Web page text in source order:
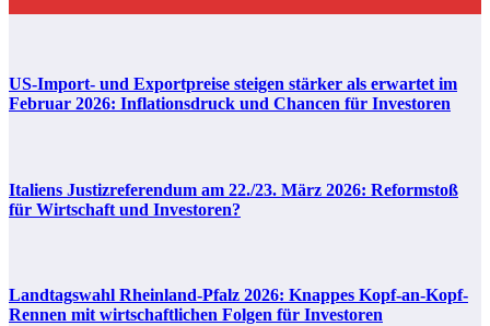
US-Import- und Exportpreise steigen stärker als erwartet im
Februar 2026: Inflationsdruck und Chancen für Investoren
Italiens Justizreferendum am 22./23. März 2026: Reformstoß
für Wirtschaft und Investoren?
Landtagswahl Rheinland-Pfalz 2026: Knappes Kopf-an-Kopf-
Rennen mit wirtschaftlichen Folgen für Investoren